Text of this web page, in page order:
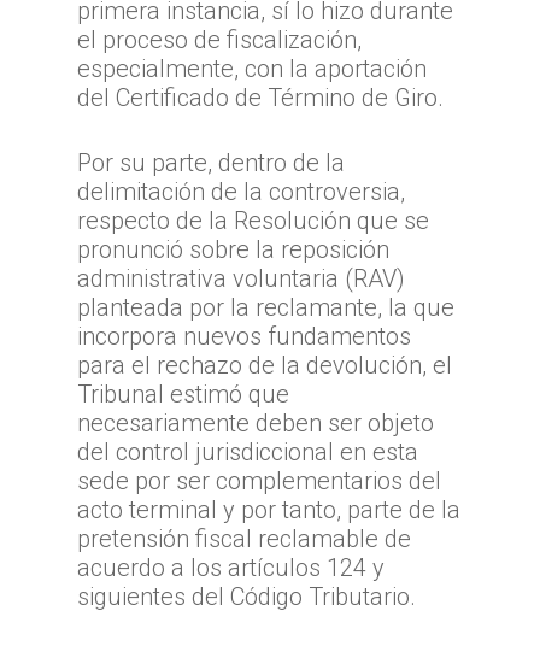
primera instancia, sí lo hizo durante
el proceso de fiscalización,
especialmente, con la aportación
del Certificado de Término de Giro.
Por su parte, dentro de la
delimitación de la controversia,
respecto de la Resolución que se
pronunció sobre la reposición
administrativa voluntaria (RAV)
planteada por la reclamante, la que
incorpora nuevos fundamentos
para el rechazo de la devolución, el
Tribunal estimó que
necesariamente deben ser objeto
del control jurisdiccional en esta
sede por ser complementarios del
acto terminal y por tanto, parte de la
pretensión fiscal reclamable de
acuerdo a los artículos 124 y
siguientes del Código Tributario.
Estadísticas TTA
TTA Transparente
información
Preguntas Frecuentes
Qué reclamar
Procedimientos y
Cómo presentar un
Documentación
Actividad TTA
Normativa
Sentencias Definitivas
Validador de
Certificados de
OJVTTA
Tribunales por
TTA de la Región de
Parinacota
TTA de la Región de
TTA de la Región de
Antofagasta
TTA de la Región de
TTA de la Región de
Coquimbo
Zona Centro
TTA de la Región de
Valparaíso
TTA de la Región
Metropolitana
TTA de la Región del
O`Higgins
TTA de la Región del
Zona Sur
TTA de la Región del
Región del BioBío
TTA de la Región de
Araucanía
TTA de la Región de
TTA de la Región de
Lagos
TTA de la Región de
del General Carlos
Campo
Fallos Relevantes
OFICINA JUDICIAL
TTA
Atención Soporte
Lunes a Viernes entre